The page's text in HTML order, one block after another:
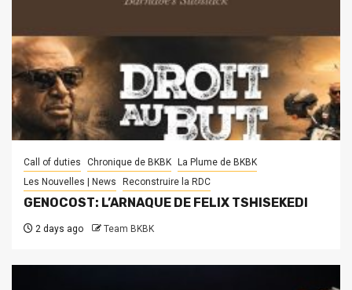
Call of duties Chronique de BKBK La Plume de BKBK
Les Nouvelles | News
Reconstruire la RDC
GENOCOST: L’ARNAQUE DE FELIX TSHISEKEDI
2 days ago Team BKBK